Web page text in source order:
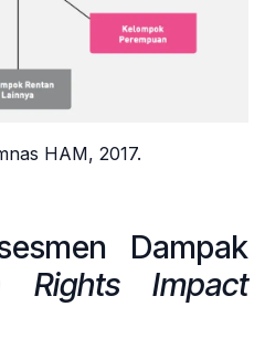
HAM, 2017.
Dampak
Rights Impact